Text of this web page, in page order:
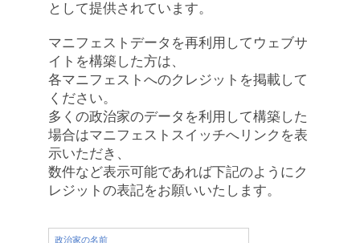
として提供されています。
マニフェストデータを再利用してウェブサ
イトを構築した方は、
各マニフェストへのクレジットを掲載して
ください。
多くの政治家のデータを利用して構築した
場合はマニフェストスイッチへリンクを表
示いただき、
数件など表示可能であれば下記のようにク
レジットの表記をお願いいたします。
政治家の名前